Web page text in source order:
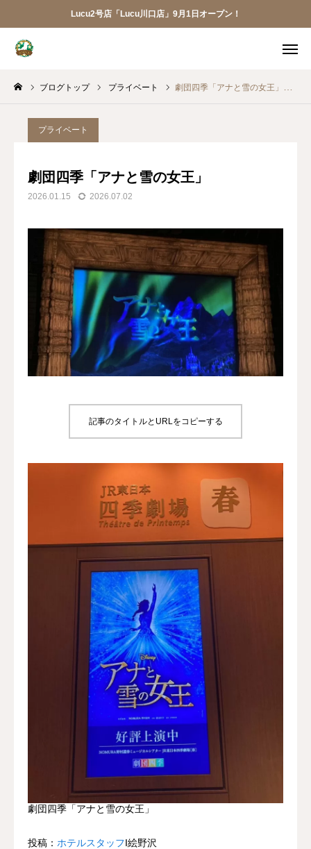
Lucu2号店「Lucu川口店」9月1日オープン！
ブログトップ プライベート 劇団四季「アナと雪の女王」
プライベート
劇団四季「アナと雪の女王」
2026.01.15 2026.07.02
記事のタイトルとURLをコピーする
劇団四季「アナと雪の女王」
投稿： ホテルスタッフΙ絵野沢
ご予約 アクセス
お電話
Lucu川口店
トリミング
ペットホテル
犬の幼稚園
犬の送迎
ドッグカフェ
室内ドッグラン